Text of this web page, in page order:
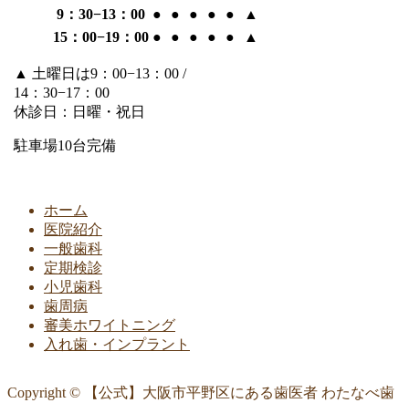
9：30−13：00 ● ● ● ● ●
▲
15：00−19：00 ● ● ● ● ● ▲
▲ 土曜日は9：00−13：00 /
14：30−17：00
休診日：日曜・祝日
駐車場10台完備
ホーム
医院紹介
一般歯科
定期検診
小児歯科
歯周病
審美ホワイトニング
入れ歯・インプラント
Copyright © 【公式】大阪市平野区にある歯医者 わたなべ歯